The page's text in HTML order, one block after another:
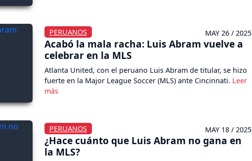
PERUANOS MAY 26 / 2025
Acabó la mala racha: Luis Abram vuelve a
celebrar en la MLS
Atlanta United, con el peruano Luis Abram de titular, se hizo
fuerte en la Major League Soccer (MLS) ante Cincinnati.
PERUANOS MAY 18 / 2025
¿Hace cuánto que Luis Abram no gana en
la MLS?